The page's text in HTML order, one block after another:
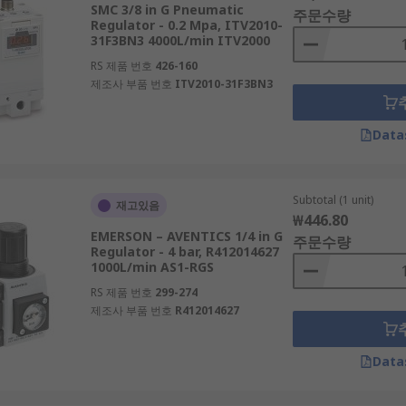
SMC 3/8 in G Pneumatic
Regulator - 0.2 Mpa, ITV2010-
31F3BN3 4000L/min ITV2000
RS 제품 번호 426-160
제조사 부품 번호 ITV2010-31F3BN3
주문수량
재고있음
EMERSON – AVENTICS 1/4 in G
Regulator - 4 bar, R412014627
1000L/min AS1-RGS
RS 제품 번호 299-274
제조사 부품 번호 R412014627
Subtotal (1 unit)
₩446.80
주문수량